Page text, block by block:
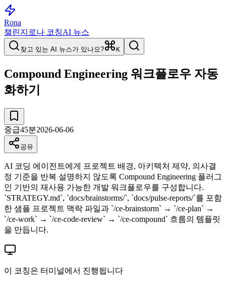
Rona
챌린지 로나 코칭AI 뉴스
찾고 있는 AI 뉴스가 있나요? K
Compound Engineering 워크플로우 자동
화하기
중급45분2026-06-06
공유
AI 코딩 에이전트에게 프로젝트 배경, 아키텍처 제약, 의사결
정 기준을 반복 설명하지 않도록 Compound Engineering 플러그
인 기반의 재사용 가능한 개발 워크플로우를 구성합니다.
`STRATEGY.md`, `docs/brainstorms/`, `docs/pulse-reports/`를 포함
한 샘플 프로젝트 맥락 파일과 `/ce-brainstorm` → `/ce-plan` →
`/ce-work` → `/ce-code-review` → `/ce-compound` 흐름의 템플릿
을 만듭니다.
이 코칭은 터미널에서 진행됩니다